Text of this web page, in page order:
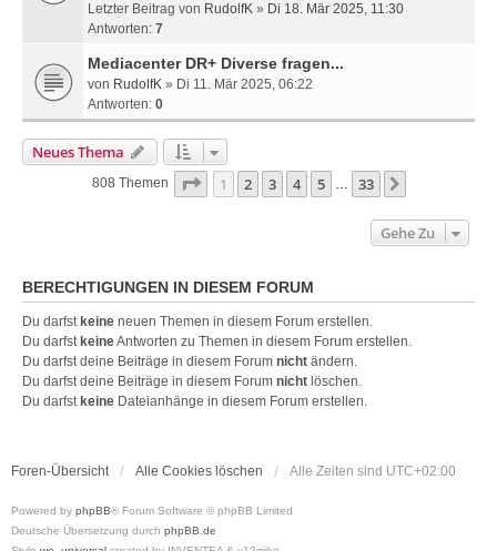
Letzter Beitrag von RudolfK » Di 18. Mär 2025, 11:30
Antworten: 7
Mediacenter DR+ Diverse fragen...
von RudolfK » Di 11. Mär 2025, 06:22
Antworten: 0
Neues Thema
808 Themen Seite 1Von 33
1 2 3 4 5 … 33
Gehe Zu
BERECHTIGUNGEN IN DIESEM FORUM
Du darfst keine neuen Themen in diesem Forum erstellen.
Du darfst keineAntworten zu Themen in diesem Forum erstellen.
Du darfst deine Beiträge in diesem Forum nicht ändern.
Du darfst deine Beiträge in diesem Forum nicht löschen.
Du darfst keine Dateianhänge in diesem Forum erstellen.
Foren-Übersicht Alle Cookies löschen Alle Zeiten sind UTC+02:00
Powered by phpBB® Forum Software © phpBB Limited
Deutsche Übersetzung durch phpBB.de